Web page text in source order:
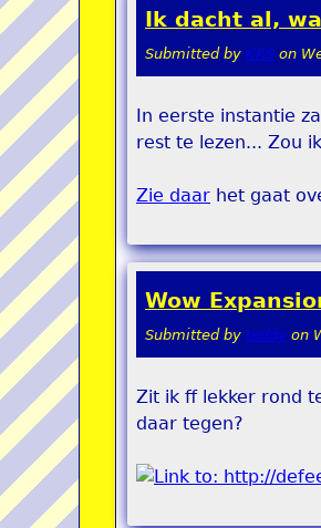
Ik dacht al,
Submitted by KKS on
In eerste instantie
rest te lezen... Zou
Zie daar het gaat
Wow
Submitted by teddy on
Zit ik ff lekker rond
daar tegen?